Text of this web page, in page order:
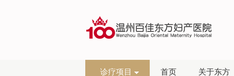
诊疗项目 首页 关于东方